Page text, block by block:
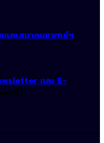
และสมาคมแพทย์ฯ
และ E-
พทย์)